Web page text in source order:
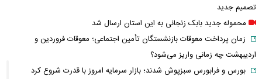
تصمیم جدید
محموله جدید بابک زنجانی به این استان ارسال شد
زمان پرداخت معوقات بازنشستگان تأمین اجتماعی؛ معوقات فروردین و
اردیبهشت چه زمانی واریز می‌شود؟
بورس و فرابورس سبزپوش شدند؛ بازار سرمایه امروز با قدرت شروع کرد